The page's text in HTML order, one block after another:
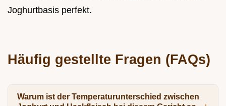
Joghurtbasis perfekt.
Häufig gestellte Fragen (FAQs)
Warum ist der Temperaturunterschied zwischen